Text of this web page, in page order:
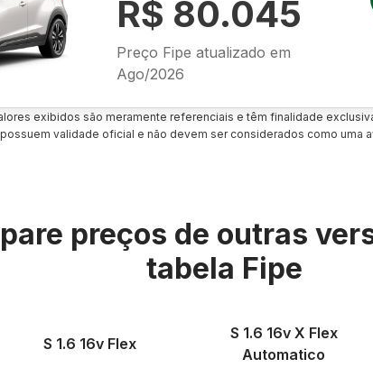
R$ 80.045
Preço Fipe atualizado em
Ago/2026
exibidos são meramente referenciais e têm finalidade
validade oficial e não devem ser considerados como uma
preços de outras
tabela Fipe
S 1.6 16v Flex
S 1.6 16v X Flex
Automatico